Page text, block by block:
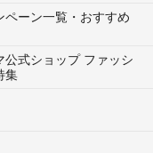
ペーン一覧・おすすめ
公式ショップ ファッシ
集